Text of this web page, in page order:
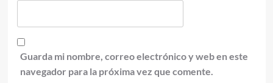
Guarda mi nombre, correo electrónico y web en este
navegador para la próxima vez que comente.